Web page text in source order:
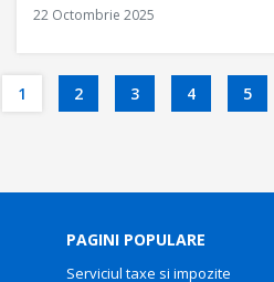
22 Octombrie 2025
1 2 3 4 5
PAGINI POPULARE
Serviciul taxe si impozite